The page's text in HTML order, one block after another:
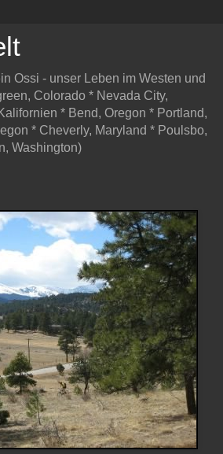
Ossi - unser Leben im Westen und
Colorado * Nevada City,
* Bend, Oregon * Portland,
* Cheverly, Maryland * Poulsbo,
Washington)